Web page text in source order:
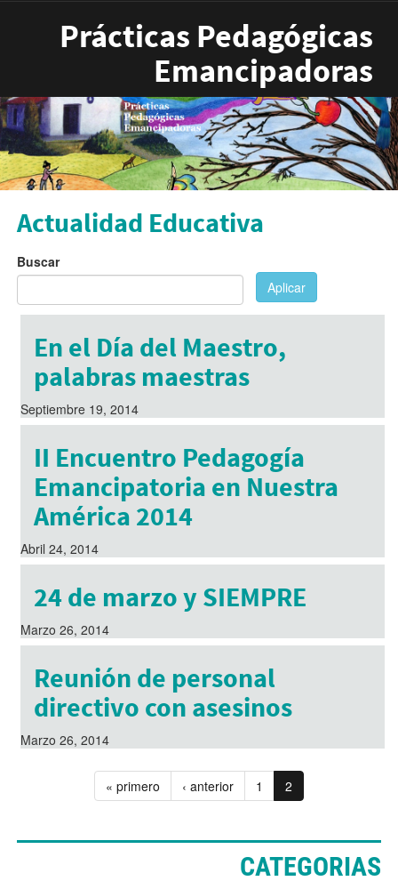
Prácticas Pedagógicas
Emancipadoras
Actualidad Educativa
Buscar
Aplicar
En el Día del Maestro,
palabras maestras
Septiembre 19, 2014
II Encuentro Pedagogía
Emancipatoria en Nuestra
América 2014
Abril 24, 2014
24 de marzo y SIEMPRE
Marzo 26, 2014
Reunión de personal
directivo con asesinos
Marzo 26, 2014
« primero ‹ anterior 1 2
CATEGORIAS